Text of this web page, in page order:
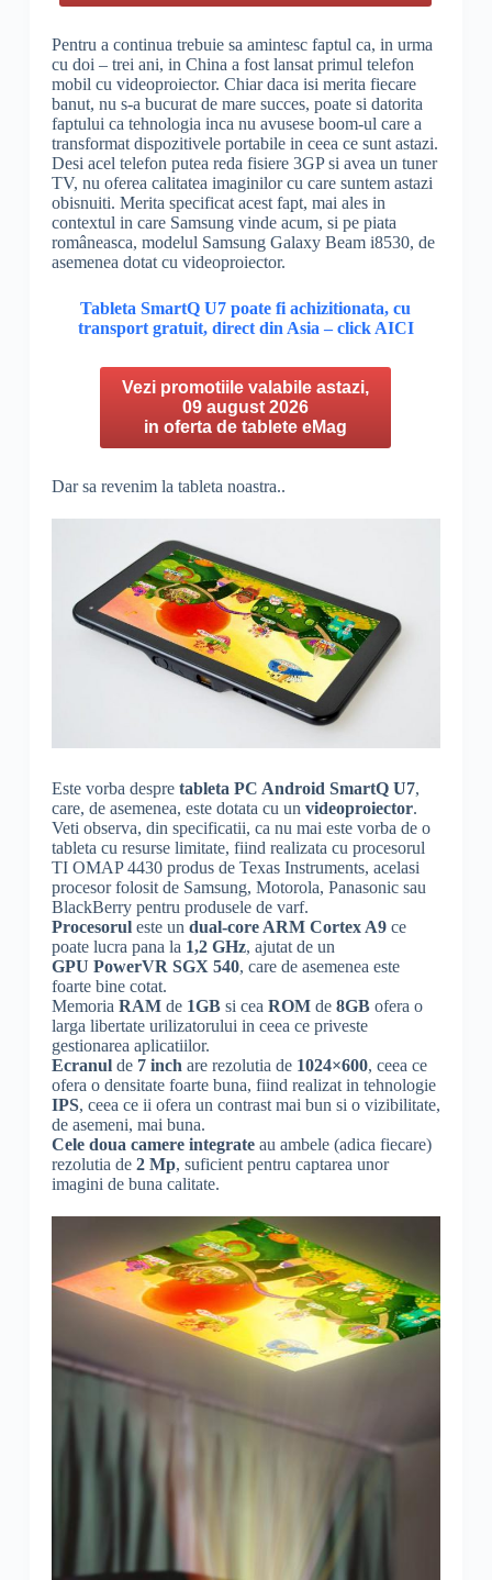
Pentru a continua trebuie sa amintesc faptul ca, in urma
cu doi – trei ani, in China a fost lansat primul telefon
mobil cu videoproiector. Chiar daca isi merita fiecare
banut, nu s-a bucurat de mare succes, poate si datorita
faptului ca tehnologia inca nu avusese boom-ul care a
transformat dispozitivele portabile in ceea ce sunt astazi.
Desi acel telefon putea reda fisiere 3GP si avea un tuner
TV, nu oferea calitatea imaginilor cu care suntem astazi
obisnuiti. Merita specificat acest fapt, mai ales in
contextul in care Samsung vinde acum, si pe piata
româneasca, modelul Samsung Galaxy Beam i8530, de
asemenea dotat cu videoproiector.
Tableta SmartQ U7 poate fi achizitionata, cu
transport gratuit, direct din Asia – click AICI
Vezi promotiile valabile astazi,
09 august 2026
in oferta de tablete eMag
Dar sa revenim la tableta noastra..
Este vorba despre tableta PC Android SmartQ U7,
care, de asemenea, este dotata cu un videoproiector.
Veti observa, din specificatii, ca nu mai este vorba de o
tableta cu resurse limitate, fiind realizata cu procesorul
TI OMAP 4430 produs de Texas Instruments, acelasi
procesor folosit de Samsung, Motorola, Panasonic sau
BlackBerry pentru produsele de varf.
Procesoruleste un dual-core ARM Cortex A9ce
poate lucra pana la 1,2 GHz, ajutat de un
GPU PowerVR SGX 540, care de asemenea este
foarte bine cotat.
Memoria RAMde 1GBsi cea ROMde 8GBofera o
larga libertate urilizatorului in ceea ce priveste
gestionarea aplicatiilor.
Ecranulde 7 inch are rezolutia de 1024×600, ceea ce
ofera o densitate foarte buna, fiind realizat in tehnologie
IPS, ceea ce ii ofera un contrast mai bun si o vizibilitate,
de asemeni, mai buna.
Cele doua camere integrateau ambele (adica fiecare)
rezolutia de 2 Mp, suficient pentru captarea unor
imagini de buna calitate.